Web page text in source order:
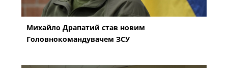
Михайло Драпатий став новим
Головнокомандувачем ЗСУ